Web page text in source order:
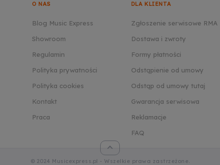
O NAS
Blog Music Express
Showroom
Regulamin
Polityka prywatności
Polityka cookies
Kontakt
Praca
DLA KLIENTA
Zgłoszenie serwisowe RMA
Dostawa i zwroty
Formy płatności
Odstąpienie od umowy
Odstąp od umowy tutaj
Gwarancja serwisowa
Reklamacje
FAQ
© 2024 Musicexpress.pl - Wszelkie prawa zastrzeżone.